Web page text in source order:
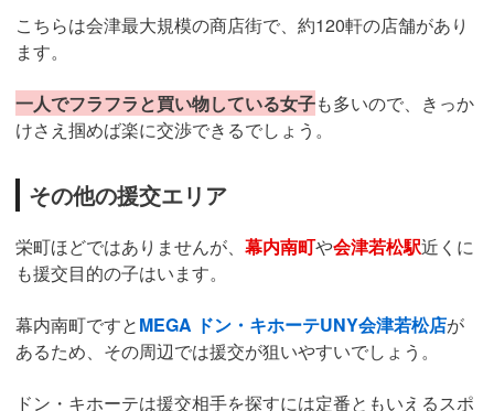
こちらは会津最大規模の商店街で、約120軒の店舗があり
ます。
一人でフラフラと買い物している女子も多いので、きっか
けさえ掴めば楽に交渉できるでしょう。
その他の援交エリア
栄町ほどではありませんが、 幕内南町や会津若松駅近くに
も援交目的の子はいます。
幕内南町ですとMEGA ドン・キホーテUNY会津若松店が
あるため、その周辺では援交が狙いやすいでしょう。
ドン・キホーテは援交相手を探すには定番ともいえるスポ